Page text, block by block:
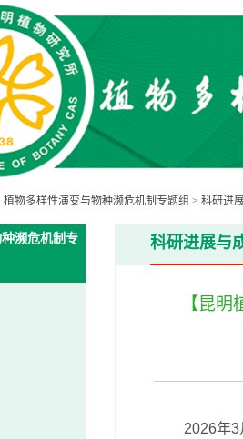
植物多样性演变与物种濒危机制专题组 > 科研进
濒危机制专 科研进展与
【昆
2026年